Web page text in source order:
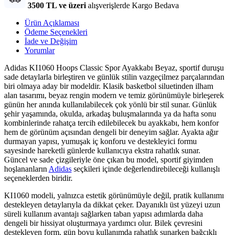
3500 TL ve üzeri alışverişlerde Kargo Bedava
Ürün Açıklaması
Ödeme Seçenekleri
İade ve Değişim
Yorumlar
Adidas KI1060 Hoops Classic Spor Ayakkabı Beyaz, sportif duruşu
sade detaylarla birleştiren ve günlük stilin vazgeçilmez parçalarından
biri olmaya aday bir modeldir. Klasik basketbol siluetinden ilham
alan tasarımı, beyaz rengin modern ve temiz görünümüyle birleşerek
günün her anında kullanılabilecek çok yönlü bir stil sunar. Günlük
şehir yaşamında, okulda, arkadaş buluşmalarında ya da hafta sonu
kombinlerinde rahatça tercih edilebilecek bu ayakkabı, hem konfor
hem de görünüm açısından dengeli bir deneyim sağlar. Ayakta ağır
durmayan yapısı, yumuşak iç konforu ve destekleyici formu
sayesinde hareketli günlerde kullanıcıya ekstra rahatlık sunar.
Güncel ve sade çizgileriyle öne çıkan bu model, sportif giyimden
hoşlananların Adidas seçkileri içinde değerlendirebileceği kullanışlı
seçeneklerden biridir.
KI1060 modeli, yalnızca estetik görünümüyle değil, pratik kullanımı
destekleyen detaylarıyla da dikkat çeker. Dayanıklı üst yüzeyi uzun
süreli kullanım avantajı sağlarken taban yapısı adımlarda daha
dengeli bir hissiyat oluşturmaya yardımcı olur. Bilek çevresini
destekleyen form, gün boyu kullanımda rahatlık sunarken bağcıklı